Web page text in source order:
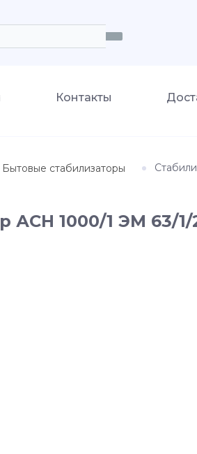
Контакты
Бытовые стабилизаторы
АСН 1000/1 ЭМ 63/1/